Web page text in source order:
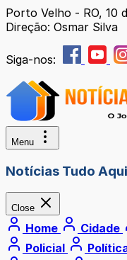
Porto Velho - RO, 10
Direção: Osmar Silva
Siga-nos:
Menu
Notícias Tudo Aqui
Close
Home Cidade
Policial